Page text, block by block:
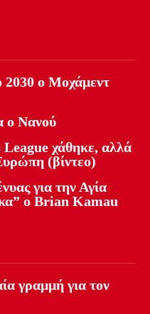
2030 ο Μοχάμεντ
ο Νανού
χάθηκε, αλλά
(βίντεο)
για την Αγία
ο Brian Kamau
γραμμή για τον